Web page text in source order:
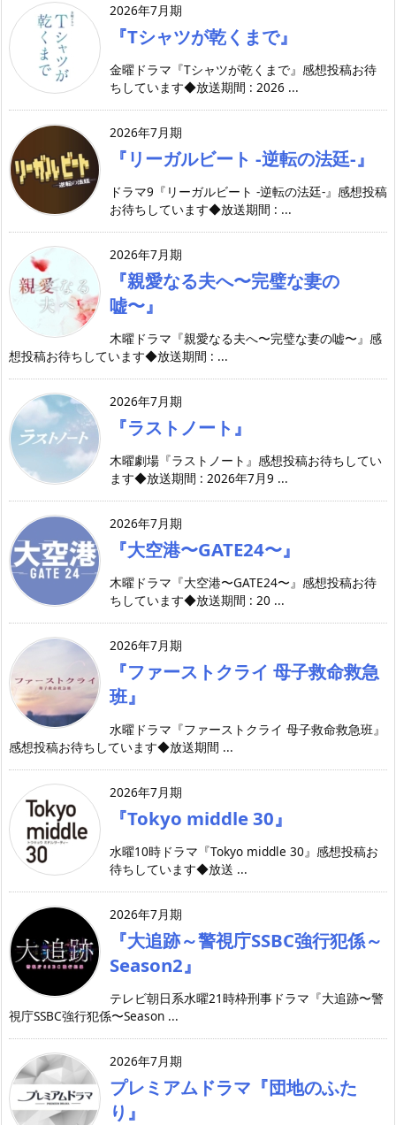
2026年7月期
『Tシャツが乾くまで』
金曜ドラマ『Tシャツが乾くまで』感想投稿お待
ちしています◆放送期間 : 2026 ...
2026年7月期
『リーガルビート -逆転の法廷-』
ドラマ9『リーガルビート -逆転の法廷-』感想投稿
お待ちしています◆放送期間 : ...
2026年7月期
『親愛なる夫へ〜完璧な妻の
嘘〜』
木曜ドラマ『親愛なる夫へ〜完璧な妻の嘘〜』感
想投稿お待ちしています◆放送期間 : ...
2026年7月期
『ラストノート』
木曜劇場『ラストノート』感想投稿お待ちしてい
ます◆放送期間 : 2026年7月9 ...
2026年7月期
『大空港〜GATE24〜』
木曜ドラマ『大空港〜GATE24〜』感想投稿お待
ちしています◆放送期間 : 20 ...
2026年7月期
『ファーストクライ 母子救命救急
班』
水曜ドラマ『ファーストクライ 母子救命救急班』
感想投稿お待ちしています◆放送期間 ...
2026年7月期
『Tokyo middle 30』
水曜10時ドラマ『Tokyo middle 30』感想投稿お
待ちしています◆放送 ...
2026年7月期
『大追跡～警視庁SSBC強行犯係～
Season2』
テレビ朝日系水曜21時枠刑事ドラマ『大追跡〜警
視庁SSBC強行犯係〜Season ...
2026年7月期
プレミアムドラマ『団地のふた
り』